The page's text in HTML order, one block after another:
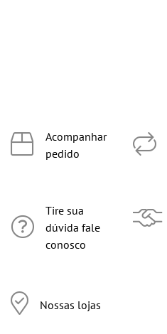
Acompanhar
pedido
Tire sua
dúvida fale
conosco
Nossas lojas